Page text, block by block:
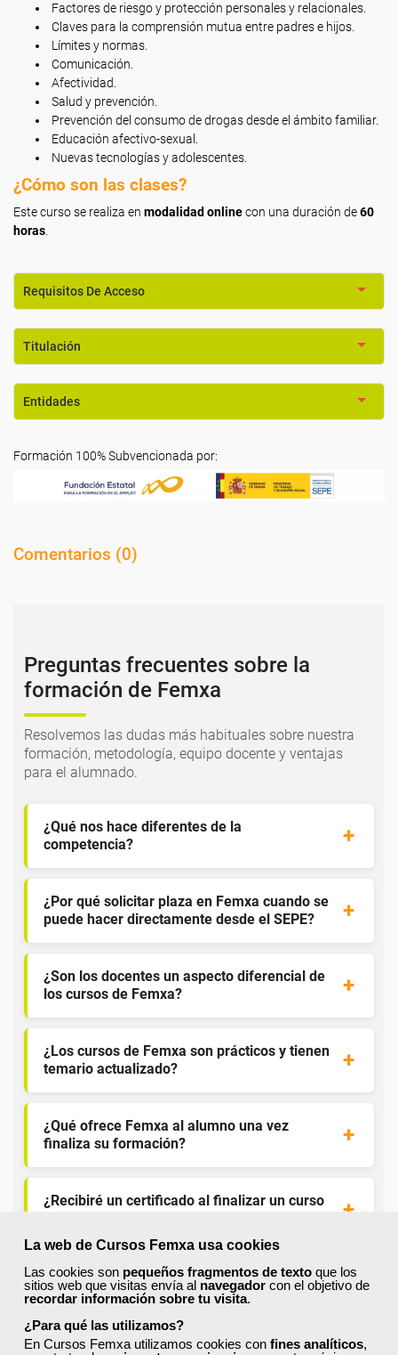
La web de Cursos Femxa usa cookies
Las cookies son pequeños fragmentos de texto que los
sitios web que visitas envía al navegador con el objetivo de
recordar información sobre tu visita.
¿Para qué las utilizamos?
En Cursos Femxa utilizamos cookies con fines analíticos,
Factores de riesgo y protección personales y relacionales.
Claves para la comprensión mutua entre padres e hijos.
Límites y normas.
Comunicación.
Afectividad.
Salud y prevención.
Prevención del consumo de drogas desde el ámbito familiar.
Educación afectivo-sexual.
Nuevas tecnologías y adolescentes.
¿Cómo son las clases?
Este curso se realiza en modalidad onlinecon una duración de60
horas
Requisitos De Acceso
Titulación
Entidades
Formación 100% Subvencionada por:
Comentarios (0)
Preguntas frecuentes sobre la
formación de Femxa
Resolvemos las dudas más habituales sobre nuestra
formación, metodología, equipo docente y ventajas
para el alumnado.
¿Qué nos hace diferentes de la
competencia?
¿Por qué solicitar plaza en Femxa cuando se
puede hacer directamente desde el SEPE?
¿Son los docentes un aspecto diferencial de
los cursos de Femxa?
¿Los cursos de Femxa son prácticos y tienen
temario actualizado?
¿Qué ofrece Femxa al alumno una vez
finaliza su formación?
¿Recibiré un certificado al finalizar un curso
¡Únete a la Comunidad Femxa!